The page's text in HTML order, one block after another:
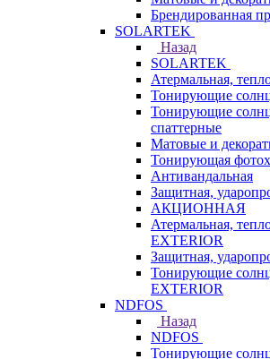
Брендированная
SOLARTEK
Назад
SOLARTEK
Атермальная,
Тонирующие
Тонирующие
спаттерные
Матовые и
Тонирующая
Антивандальная
Защитная,
АКЦИОННАЯ
Атермальная,
EXTERIOR
Защитная,
Тонирующие
EXTERIOR
NDFOS
Назад
NDFOS
Тонирующие